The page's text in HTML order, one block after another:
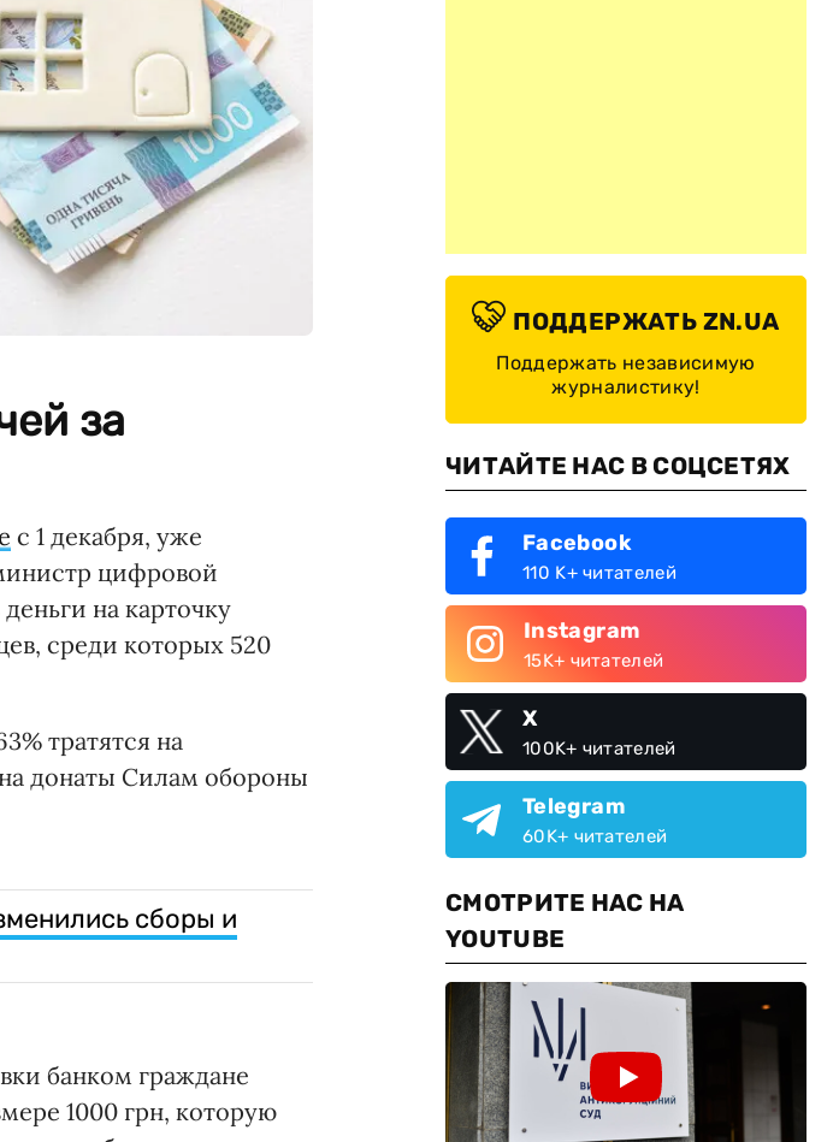
за
с 1 декабря, уже
цифровой
на карточку
среди которых 520
тратятся на
донаты Силам обороны
сборы и
банком граждане
1000 грн, которую
ПОДДЕРЖАТЬ ZN.UA
Поддержать независимую
журналистику!
ЧИТАЙТЕ НАС В СОЦСЕТЯХ
Facebook
110 K+ читателей
Instagram
15K+ читателей
X
100K+ читателей
Telegram
60K+ читателей
СМОТРИТЕ НАС НА
YOUTUBE